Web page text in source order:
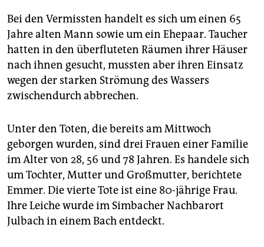
Bei den Vermissten handelt es sich um einen 65
Jahre alten Mann sowie um ein Ehepaar. Taucher
hatten in den überfluteten Räumen ihrer Häuser
nach ihnen gesucht, mussten aber ihren Einsatz
wegen der starken Strömung des Wassers
zwischendurch abbrechen.
Unter den Toten, die bereits am Mittwoch
geborgen wurden, sind drei Frauen einer Familie
im Alter von 28, 56 und 78 Jahren. Es handele sich
um Tochter, Mutter und Großmutter, berichtete
Emmer. Die vierte Tote ist eine 80-jährige Frau.
Ihre Leiche wurde im Simbacher Nachbarort
Julbach in einem Bach entdeckt.